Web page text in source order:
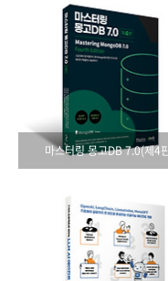
마스터링 몽고DB 7.0(제4